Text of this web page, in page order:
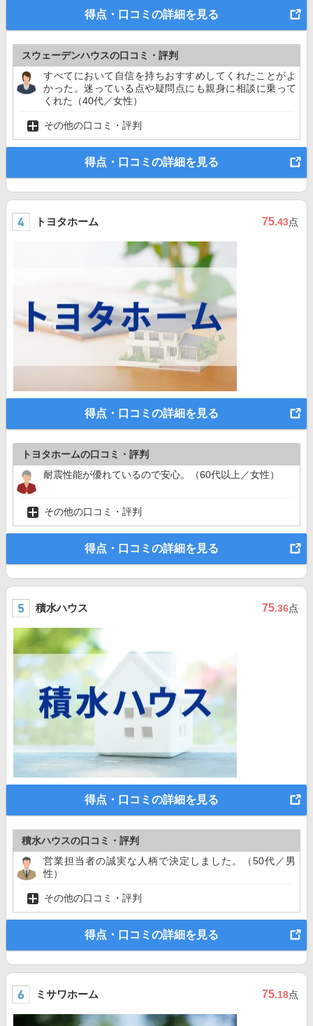
得点・口コミの詳細を見る
スウェーデンハウスの口コミ・評判
すべてにおいて自信を持ちおすすめしてくれたことがよ
かった。迷っている点や疑問点にも親身に相談に乗って
くれた（40代／女性）
その他の口コミ・評判
得点・口コミの詳細を見る
トヨタホーム 75.43点
得点・口コミの詳細を見る
トヨタホームの口コミ・評判
耐震性能が優れているので安心。（60代以上／女性）
その他の口コミ・評判
得点・口コミの詳細を見る
積水ハウス 75.36点
得点・口コミの詳細を見る
積水ハウスの口コミ・評判
営業担当者の誠実な人柄で決定しました。（50代／男
性）
その他の口コミ・評判
得点・口コミの詳細を見る
ミサワホーム 75.18点